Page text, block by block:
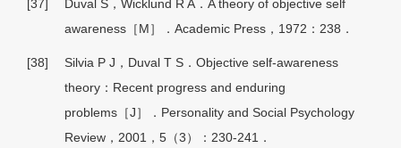
[37]
Duval S，Wicklund R A．A theory of objective self
awareness［M］．Academic Press，1972：238．
[38]
Silvia P J，Duval T S．Objective self-awareness
theory：Recent progress and enduring
problems［J］．Personality and Social Psychology
Review，2001，5（3）：230-241．